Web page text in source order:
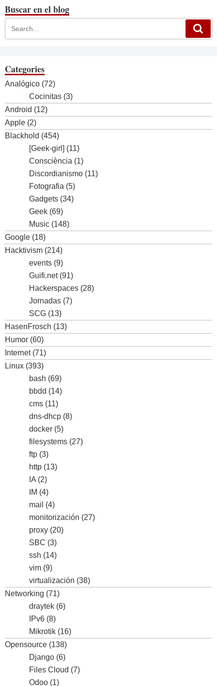
Buscar en el blog
Categories
Analógico (72)
Cocinitas (3)
Android (12)
Apple (2)
Blackhold (454)
[Geek-girl] (11)
Consciència (1)
Discordianismo (11)
Fotografia (5)
Gadgets (34)
Geek (69)
Music (148)
Google (18)
Hacktivism (214)
events (9)
Guifi.net(91)
Hackerspaces (28)
Jornadas (7)
SCG (13)
HasenFrosch (13)
Humor (60)
Internet(71)
Linux (393)
bash (69)
bbdd (14)
cms (11)
dns-dhcp (8)
docker (5)
filesystems (27)
ftp (3)
http (13)
IA (2)
IM (4)
mail (4)
monitorización (27)
proxy (20)
SBC (3)
ssh (14)
vim (9)
virtualización (38)
Networking (71)
draytek (6)
IPv6 (8)
Mikrotik (16)
Opensource (138)
Django (6)
Files Cloud (7)
Odoo (1)